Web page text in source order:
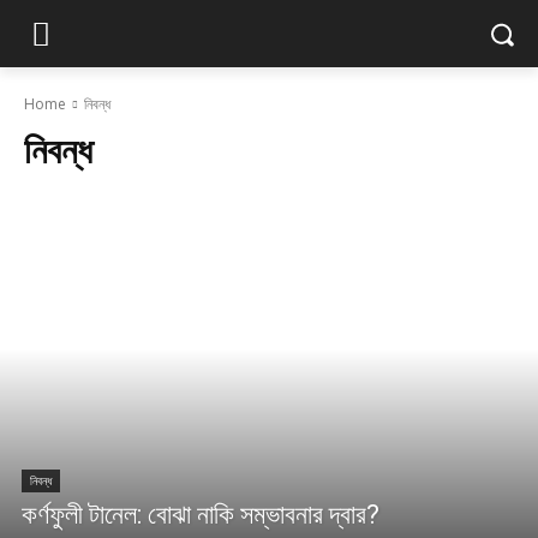
Home নিবন্ধ
নিবন্ধ
নিবন্ধ
কর্ণফুলী টানেল: বোঝা নাকি সম্ভাবনার দ্বার?